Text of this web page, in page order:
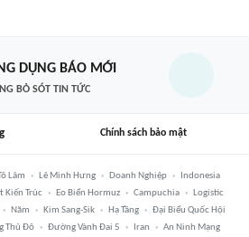
DỤNG BÁO MỚI
BỎ SÓT TIN TỨC
Chính sách bảo mật
Lâm Lê Minh Hưng Doanh Nghiệp
Indonesia
Kiến Trúc Eo Biển Hormuz Campuchia
Logistic
Năm Kim Sang-Sik Hạ Tầng
Đại Biểu Quốc Hội
Thủ Đô Đường Vành Đai 5 Iran
An Ninh Mạng